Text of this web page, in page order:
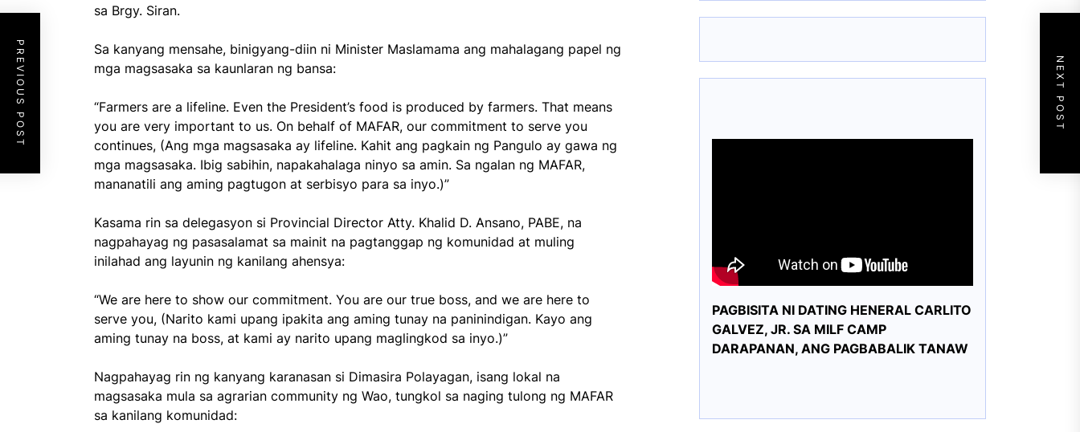
sa Brgy. Siran.
Sa kanyang mensahe, binigyang-diin ni Minister Maslamama ang mahalagang papel ng
mga magsasaka sa kaunlaran ng bansa:
“Farmers are a lifeline. Even the President’s food is produced by farmers. That means
you are very important to us. On behalf of MAFAR, our commitment to serve you
continues, (Ang mga magsasaka ay lifeline. Kahit ang pagkain ng Pangulo ay gawa ng
mga magsasaka. Ibig sabihin, napakahalaga ninyo sa amin. Sa ngalan ng MAFAR,
mananatili ang aming pagtugon at serbisyo para sa inyo.)”
Kasama rin sa delegasyon si Provincial Director Atty. Khalid D. Ansano, PABE, na
nagpahayag ng pasasalamat sa mainit na pagtanggap ng komunidad at muling
inilahad ang layunin ng kanilang ahensya:
“We are here to show our commitment. You are our true boss, and we are here to
serve you, (Narito kami upang ipakita ang aming tunay na paninindigan. Kayo ang
aming tunay na boss, at kami ay narito upang maglingkod sa inyo.)”
Nagpahayag rin ng kanyang karanasan si Dimasira Polayagan, isang lokal na
magsasaka mula sa agrarian community ng Wao, tungkol sa naging tulong ng MAFAR
sa kanilang komunidad:
PREVIOUS POST NEXT POST
PAGBISITA NI DATING HENERAL CARLITO
GALVEZ, JR. SA MILF CAMP
DARAPANAN, ANG PAGBABALIK TANAW